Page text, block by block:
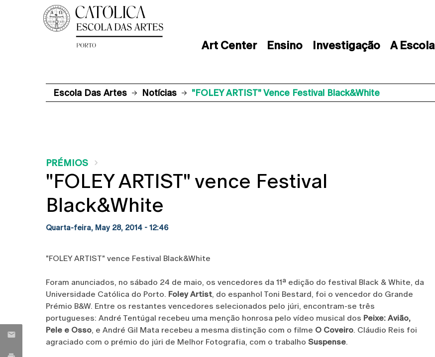
Art Center Ensino Investigação A Escola
Escola Das Artes Notícias "FOLEY ARTIST" Vence Festival Black&White
PRÉMIOS
"FOLEY ARTIST" vence Festival
Black&White
Quarta-feira, May 28, 2014 - 12:46
"FOLEY ARTIST" vence Festival Black&White
Foram anunciados, no sábado 24 de maio, os vencedores da 11ª edição do festival Black & White, da
Universidade Católica do Porto. Foley Artist, do espanhol Toni Bestard, foi o vencedor do Grande
Prémio B&W. Entre os restantes vencedores selecionados pelo júri, encontram-se três
portugueses: André Tentúgal recebeu uma menção honrosa pelo vídeo musical dos Peixe: Avião,
Pele e Osso, e André Gil Mata recebeu a mesma distinção com o filme O Coveiro. Cláudio Reis foi
agraciado com o prémio do júri de Melhor Fotografia, com o trabalho Suspense.